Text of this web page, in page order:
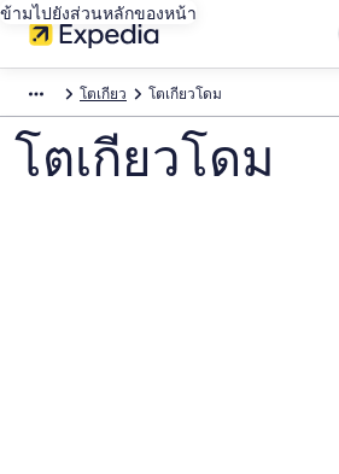
ข้ามไปยังส่วนหลักของหน้า
โตเกียว โตเกียวโดม
โตเกียวโดม